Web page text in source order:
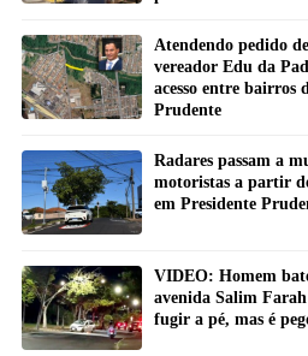
Atendendo pedido
vereador Edu da
acesso entre bairros
Prudente
Radares passam a
motoristas a partir
em Presidente
VIDEO: Homem
avenida Salim
fugir a pé, mas é